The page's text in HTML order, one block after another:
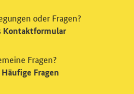
oder Fragen?
Kontaktformular
Fragen?
Häufige Fragen